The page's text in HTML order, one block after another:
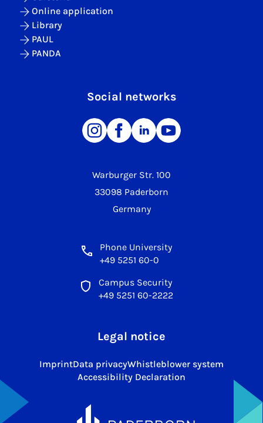
Warburger Str. 100
33098 Paderborn
Germany
Phone University
+49 5251 60-0
Campus Security
+49 5251 60-2222
Online application
Library
PAUL
PANDA
Social networks
Legal notice
ImprintData privacyWhistleblower system
Accessibility Declaration